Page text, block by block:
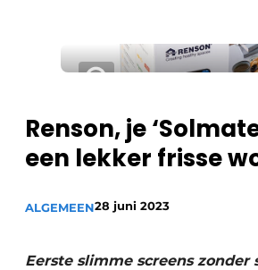
Renson, je
een lekker frisse
ALGEMEEN28 juni 2023
Eerste slimme screens zonder